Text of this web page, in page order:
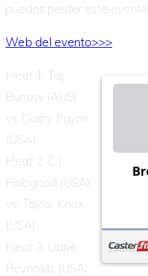
puedes perder este evento.
Web del evento>>>
Heat 1: Taj
Burrow (AUS)
vs. Dusty Payne
(USA)
Heat 2: C.J.
Hobgood (USA)
vs. Taylor Knox
(USA)
Heat 3: Dane
Reynolds (USA)